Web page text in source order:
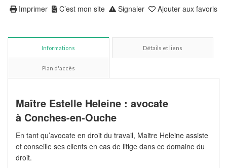
Ajouter aux favoris
Signaler
C’est mon site
Imprimer
Informations Détails et liens
Plan d'accès
Maître Estelle Heleine : avocate
à Conches-en-Ouche
En tant qu’avocate en droit du travail, Maitre Heleine assiste
et conseille ses clients en cas de litige dans ce domaine du
droit.